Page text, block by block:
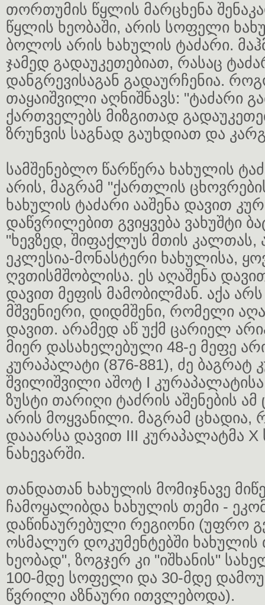
თორთუმის წყლის მარცხენა
წყლის ხეობაში, არის სოფელი
ბოლოს არის ხახულის ტაძარი.
ჯამედ გადაუკეთებიათ, რასაც
დანგრევისაგან გადაურჩენია.
თაყაიშვილი აღნიშნავს: "ტაძარი
ქართველებს მიზგითად
ზრუნვის საგნად გაუხდიათ და
სამშენებლო წარწერა ხახულის
არის, მაგრამ "ქართლის
ხახულის ტაძარი ააშენა დავით
დაწვრილებით გვიყვება ვახუშტი
"ხევზედ, შიფაქლუს მთის კალთას,
ეკლესია-მონასტერი ხახულისა,
ღვთისმშობლისა. ეს აღაშენა
დავით მეფის მამობილმან. აქა
მშვენიერი, დიდმშენი, რომელი
დავით. არამედ აწ უქმ ცარიელ
მიერ დასახელებული 48-ე მეფე
კურაპალატი (876-881), ძე ბაგრატ
შვილიშვილი აშოტ I
ზუსტი თარიღი ტაძრის აშენების ამ
არის მოყვანილი. მაგრამ ცხადია,
დააარსა დავით III კურაპალატმა X
ნახევარში.
თანდათან ხახულის მომიჯნავე
ჩამოყალიბდა ხახულის თემი -
დაწინაურებული რეგიონი (უფრო
ოსმალურ დოკუმენტებში ხახულის
ხეობად", ზოგჯერ კი "იშხანის"
100-მდე სოფელი და 30-მდე
წვრილი აზნაური ითვლებოდა).